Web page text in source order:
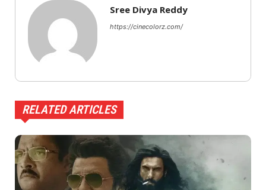
Sree Divya Reddy
https://cinecolorz.com/
RELATED ARTICLES